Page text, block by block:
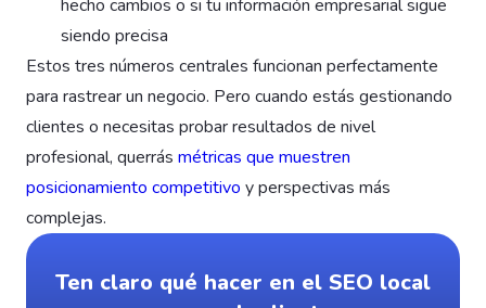
hecho cambios o si tu información empresarial sigue
siendo precisa
Estos tres números centrales funcionan perfectamente
para rastrear un negocio. Pero cuando estás gestionando
clientes o necesitas probar resultados de nivel
profesional, querrás métricas que muestren
posicionamiento competitivo y perspectivas más
complejas.
Ten claro qué hacer en el SEO local